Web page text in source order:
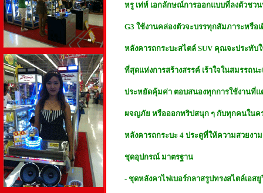
หรู เท่ห์ เอกลักษณ์การออกแบบที่ลงตัวชว
G3 ใช้งานคล่องตัวจะบรรทุกสัมภาระหรื
หลังคารถกระบะสไตล์ SUV คุณจะประทับ
ที่สุดแห่งการสร้างสรรค์ เร้าใจในสมรรถ
ประหยัดคุ้มค่า ตอบสนองทุกการใช้งานที่แ
ผจญภัย หรือออกทริปสนุก ๆ กับทุกคนในค
หลังคารถกระบะ 4 ประตูที่ให้ความสวยง
ชุดอุปกรณ์ มาตรฐาน
- ชุดหลังคาไฟเบอร์กลาสรูปทรงสไตล์เอส